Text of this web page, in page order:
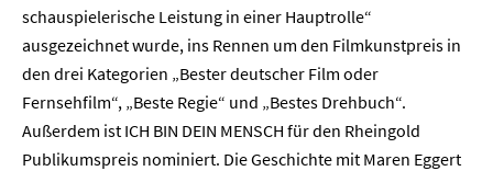
schauspielerische Leistung in einer Hauptrolle“
ausgezeichnet wurde, ins Rennen um den Filmkunstpreis in
den drei Kategorien „Bester deutscher Film oder
Fernsehfilm“, „Beste Regie“ und „Bestes Drehbuch“.
Außerdem ist ICH BIN DEIN MENSCH für den Rheingold
Publikumspreis nominiert. Die Geschichte mit Maren Eggert